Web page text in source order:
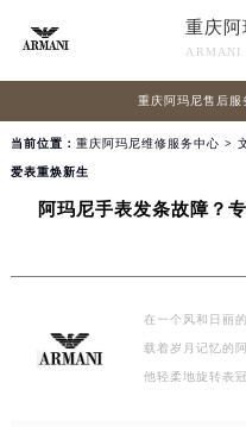
重庆
ARMANI
重庆阿玛尼售后服
当前位置： 重庆阿玛尼维修服务中心 >
爱表重焕新生
阿玛尼手表发条故障？
在一个风和日丽
载着岁月记忆的
他轻柔地旋转表